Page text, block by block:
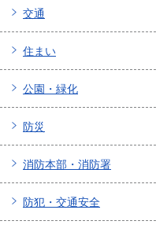
交通
住まい
公園・緑化
防災
消防本部・消防署
防犯・交通安全